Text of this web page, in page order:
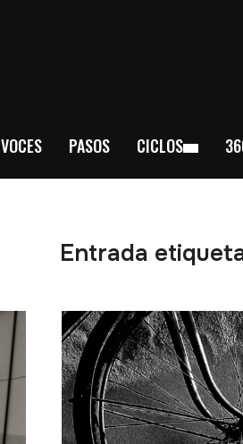
VOCES PASOS CICLOS
Entrada